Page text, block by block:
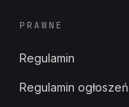
PRAWNE
Regulamin
Regulamin ogłoszeń